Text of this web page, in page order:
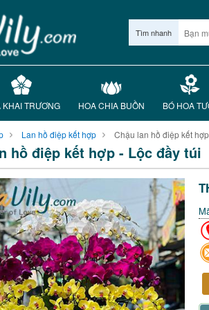
Tìm nhanh
KHAI TRƯƠNG HOA CHIA BUỒN BÓ HOA
Lan hồ điệp kết hợp Chậu lan hồ điệp kết
hồ điệp kết hợp - Lộc đầy túi